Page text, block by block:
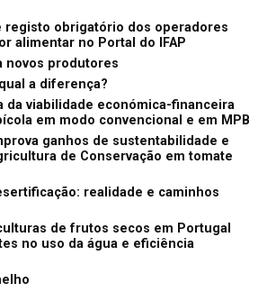
registo obrigatório dos operadores
alimentar no Portal do IFAP
novos produtores
a diferença?
da viabilidade económica-financeira
em modo convencional e em MPB
ganhos de sustentabilidade e
de Conservação em tomate
realidade e caminhos
de frutos secos em Portugal
no uso da água e eficiência